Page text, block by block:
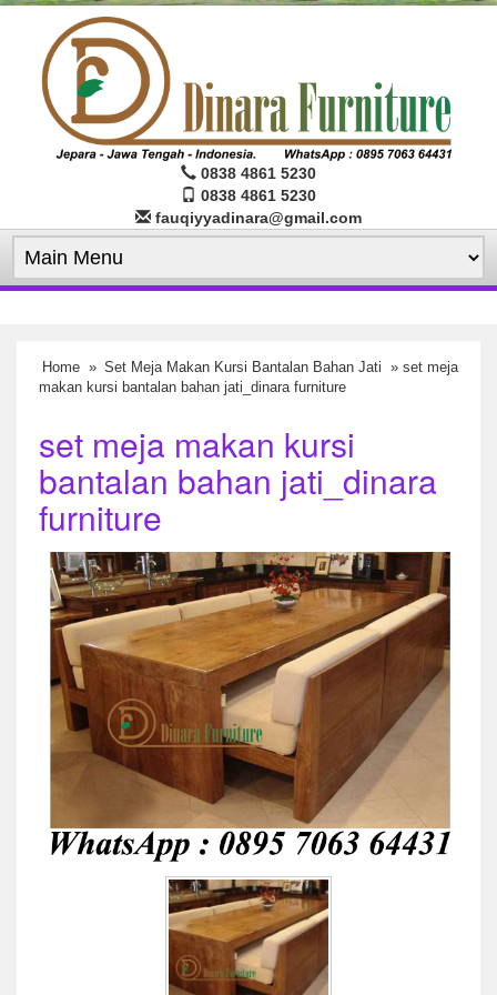
0838 4861 5230
0838 4861 5230
fauqiyyadinara@gmail.com
Home » Set Meja Makan Kursi Bantalan Bahan Jati » set meja
makan kursi bantalan bahan jati_dinara furniture
set meja makan kursi
bantalan bahan jati_dinara
furniture